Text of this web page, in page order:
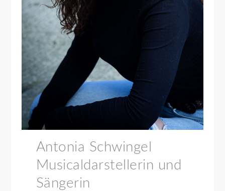
Antonia Schwingel
Musicaldarstellerin und
Sängerin